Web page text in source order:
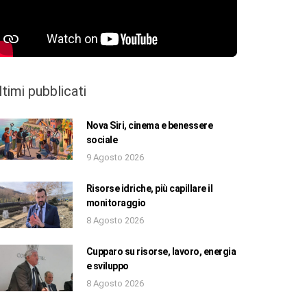
pubblicati
Nova Siri, cinema e benessere
sociale
9 Agosto 2026
Risorse idriche, più capillare il
monitoraggio
8 Agosto 2026
Cupparo su risorse, lavoro, energia
e sviluppo
8 Agosto 2026